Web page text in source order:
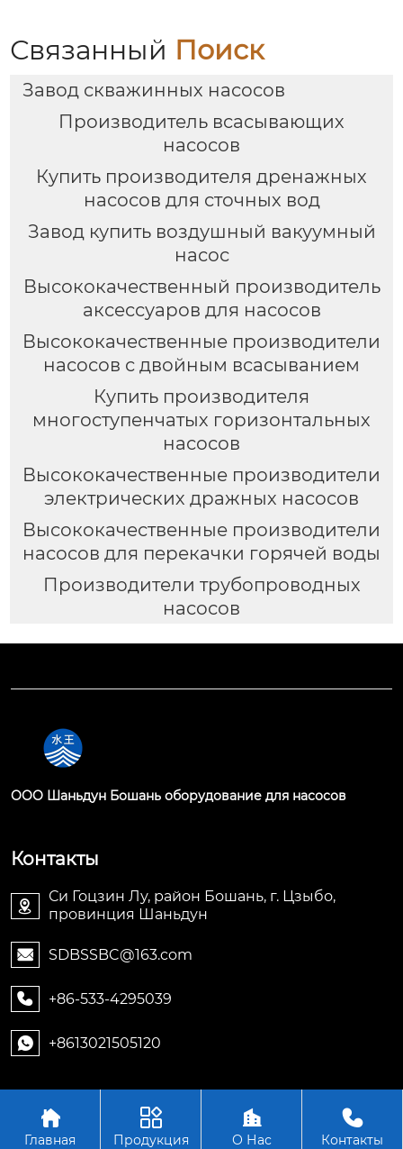
Связанный Поиск
Завод скважинных насосов
Производитель всасывающих
насосов
Купить производителя дренажных
насосов для сточных вод
Завод купить воздушный вакуумный
насос
Высококачественный производитель
аксессуаров для насосов
Высококачественные производители
насосов с двойным всасыванием
Купить производителя
многоступенчатых горизонтальных
насосов
Высококачественные производители
электрических дражных насосов
Высококачественные производители
насосов для перекачки горячей воды
Производители трубопроводных
насосов
OOO Шаньдун Бошань оборудование для насосов
Контакты

Си Гоцзин Лу, район Бошань, г. Цзыбо,
провинция Шаньдун
 SDBSSBC@163.com
 +86-533-4295039
 +8613021505120
Авторское право © OOO Шаньдун Бошань
оборудование для насосов

Главная

Продукция

О Нас

Контакты